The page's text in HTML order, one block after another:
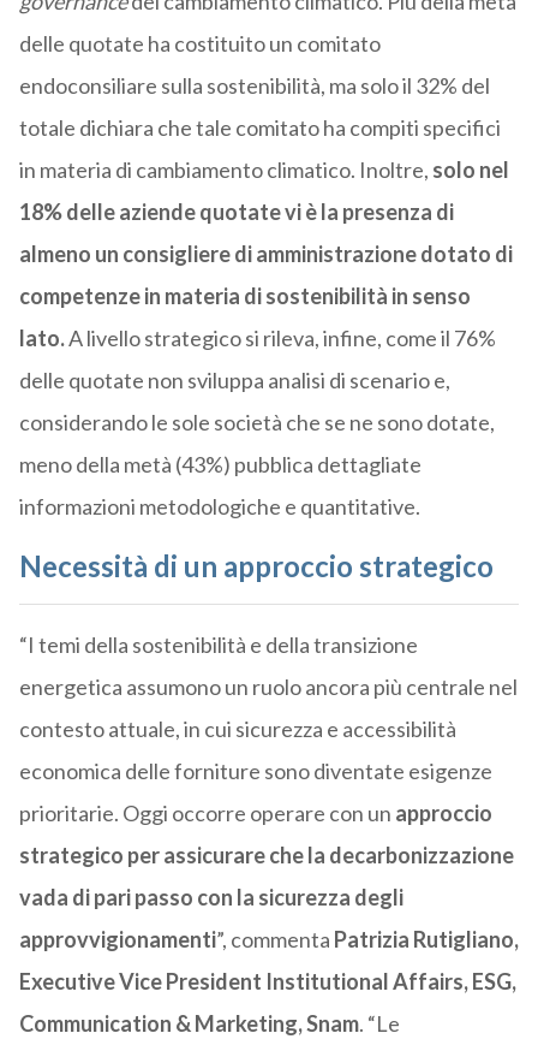
delle quotate ha costituito un comitato
endoconsiliare sulla sostenibilità, ma solo il 32% del
totale dichiara che tale comitato ha compiti specifici
in materia di cambiamento climatico. Inoltre, solo nel
18% delle aziende quotate vi è la presenza di
almeno un consigliere di amministrazione dotato di
competenze in materia di sostenibilità in senso
lato.A livello strategico si rileva, infine, come il 76%
delle quotate non sviluppa analisi di scenario e,
considerando le sole società che se ne sono dotate,
meno della metà (43%) pubblica dettagliate
informazioni metodologiche e quantitative.
Necessità di un approccio strategico
“I temi della sostenibilità e della transizione
energetica assumono un ruolo ancora più centrale nel
contesto attuale, in cui sicurezza e accessibilità
economica delle forniture sono diventate esigenze
prioritarie. Oggi occorre operare con un approccio
strategico per assicurare che la decarbonizzazione
vada di pari passo con la sicurezza degli
approvvigionamenti”, commenta Patrizia Rutigliano,
Executive Vice President Institutional Affairs, ESG,
Communication & Marketing, Snam. “Le